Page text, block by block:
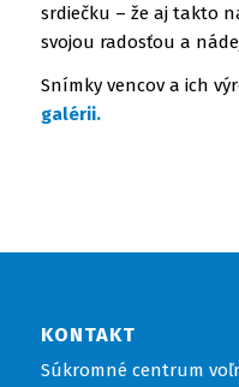
srdiečku – že aj takto
svojou radosťou a
Snímky vencov a ich
galérii.
KONTAKT
Súkromné centrum